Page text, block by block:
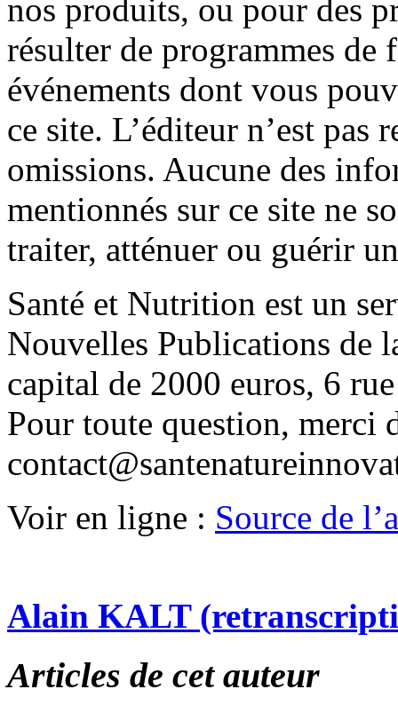
nos produits, ou pour des
résulter de programmes
événements dont vous
ce site. L’éditeur n’est pas
omissions. Aucune des
mentionnés sur ce site ne
traiter, atténuer ou guérir
Santé et Nutrition est un
Nouvelles Publications de
capital de 2000 euros, 6
Pour toute question, merci
Voir en ligne : Source de
Alain KALT
Articles de cet auteur